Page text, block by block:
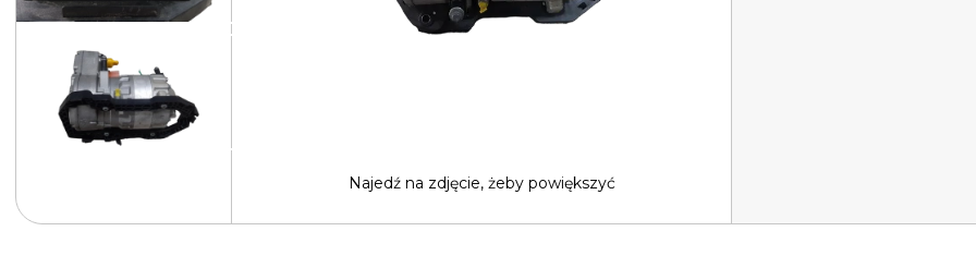
Najedź na zdjęcie, żeby powiększyć